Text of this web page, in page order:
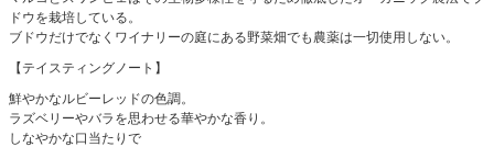
ドウを栽培している。
ブドウだけでなくワイナリーの庭にある野菜畑でも農薬は一切使用しない。
【テイスティングノート】
鮮やかなルビーレッドの色調。
ラズベリーやバラを思わせる華やかな香り。
しなやかな口当たりで